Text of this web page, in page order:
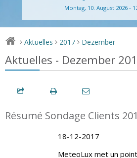
Montag, 10. August 2026 -
> Aktuelles > 2017 > Dezember
Aktuelles - Dezember
Résumé Sondage Clients
18-12-2017
MeteoLux met un